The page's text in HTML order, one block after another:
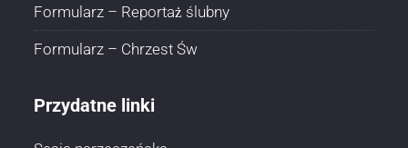
Formularz – Reportaż ślubny
Formularz – Chrzest Św
Przydatne linki